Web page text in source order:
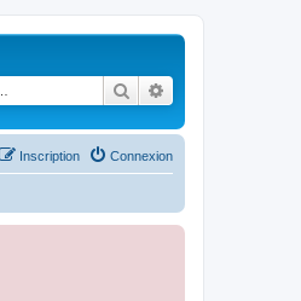
Rechercher
Connexion
Inscription